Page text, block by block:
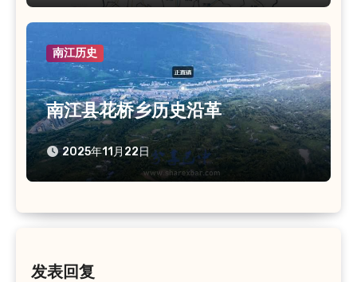
南江历史
南江县花桥乡历史沿革
2025年11月22日
发表回复